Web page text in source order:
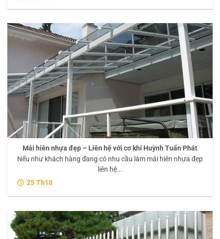
Mái hiên nhựa đẹp – Liên hệ với cơ khí Huỳnh Tuấn Phát
Nếu như khách hàng đang có nhu cầu làm mái hiên nhựa đẹp
liên hệ...
25 Th10